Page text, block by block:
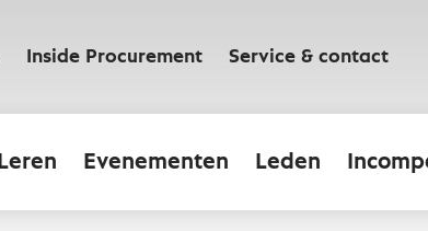
Inside Procurement Service & contact
Leren Evenementen Leden